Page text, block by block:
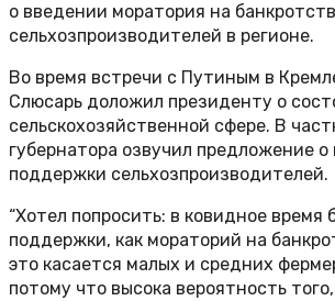
о введении моратория на
сельхозпроизводителей в регионе.
Во время встречи с Путиным в
Слюсарь доложил президенту о
сельскохозяйственной сфере. В
губернатора озвучил предложение о
поддержки сельхозпроизводителей.
“Хотел попросить: в ковидное время
поддержки, как мораторий на
это касается малых и средних
потому что высока вероятность